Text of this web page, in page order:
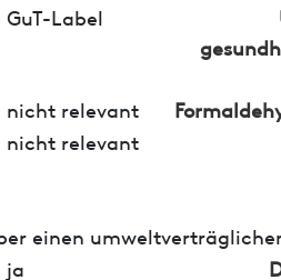
GuT-Label
nicht relevant
nicht relevant
einen
ja